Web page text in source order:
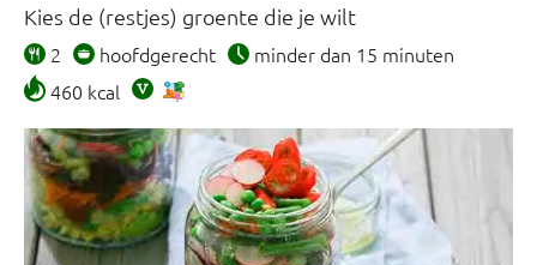
Kies de (restjes) groente die je wilt
2 hoofdgerecht
minder dan 15 minuten
460 kcal